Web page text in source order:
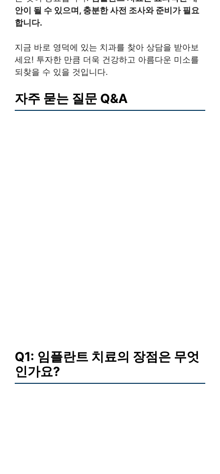
안이 될 수 있으며, 충분한 사전 조사와 준비가 필요
합니다.
지금 바로 영덕에 있는 치과를 찾아 상담을 받아보
세요! 투자한 만큼 더욱 건강하고 아름다운 미소를
되찾을 수 있을 것입니다.
자주 묻는 질문 Q&A
Q1: 임플란트 치료의 장점은 무엇
인가요?